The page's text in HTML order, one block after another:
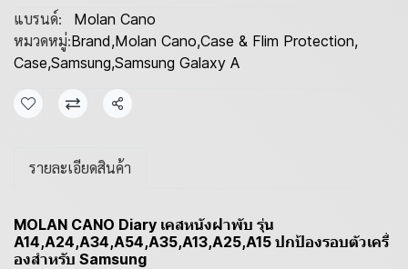
แบรนด์:
Molan Cano
หมวดหมู่:Brand,Molan Cano,Case & Flim Protection,
Case,Samsung,Samsung Galaxy A
แชร์
รายละเอียดสินค้า
MOLAN CANO Diary เคสหนังฝาพับ รุ่น
A14,A24,A34,A54,A35,A13,A25,A15 ปกป้องรอบตัวเครี่
องสำหรับ Samsung